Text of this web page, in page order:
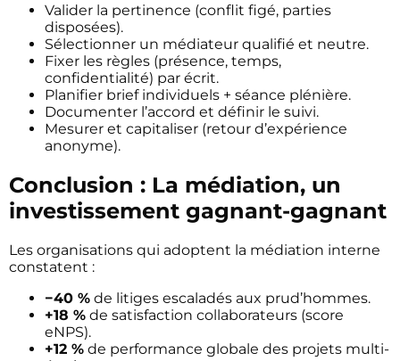
Valider la pertinence (conflit figé, parties
disposées).
Sélectionner un médiateur qualifié et neutre.
Fixer les règles (présence, temps,
confidentialité) par écrit.
Planifier brief individuels + séance plénière.
Documenter l’accord et définir le suivi.
Mesurer et capitaliser (retour d’expérience
anonyme).
Conclusion : La médiation, un
investissement gagnant-gagnant
Les organisations qui adoptent la médiation interne
constatent :
−40 % de litiges escaladés aux prud’hommes.
+18 % de satisfaction collaborateurs (score
eNPS).
+12 % de performance globale des projets multi-